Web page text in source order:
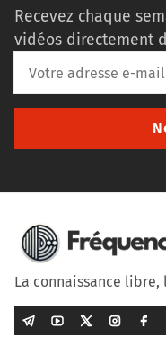
Recevez chaque
vidéos directement
La connaissance